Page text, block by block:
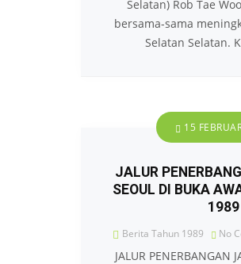
Selatan) Rob Tae
bersama-sama
Selatan Selatan.
15
JALUR
SEOUL DI BUKA
1989
Berita Tahun 1989 No
JALUR PENERBANGAN